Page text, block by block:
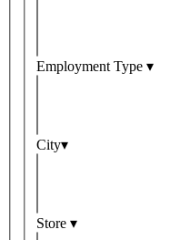
Employment Type ▾
City▾
Store ▾